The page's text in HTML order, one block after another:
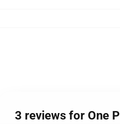
3 reviews for One